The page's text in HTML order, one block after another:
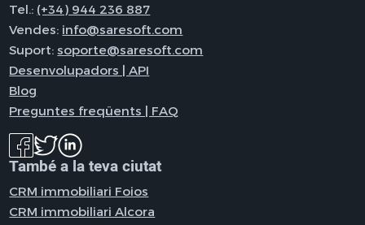
Tel.: (+34) 944 236 887
Vendes: info@saresoft.com
Suport: soporte@saresoft.com
Desenvolupadors | API
Blog
Preguntes freqüents | FAQ
També a la teva ciutat
CRM immobiliari Foios
CRM immobiliari Alcora